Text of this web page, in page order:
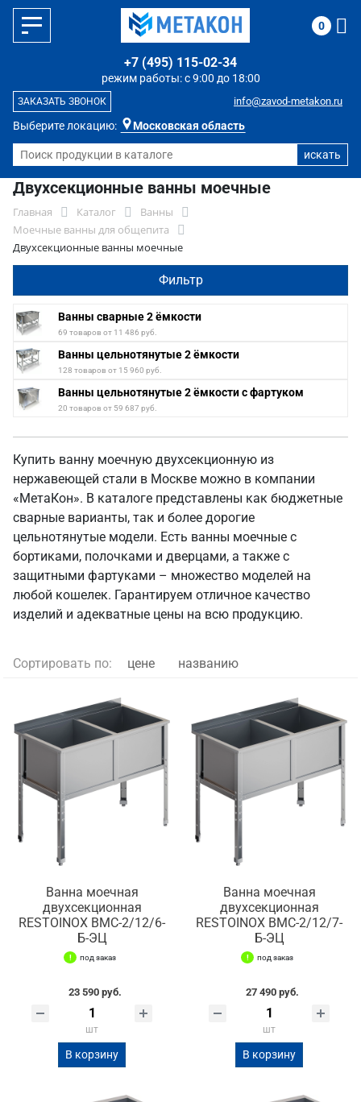
Выберите локацию: Московская область
режим работы: с 9:00 до 18:00
+7 (495) 115-02-34
info@zavod-metakon.ru
ЗАКАЗАТЬ ЗВОНОК
0
Двухсекционные ванны моечные
Главная Каталог
Ванны
Моечные ванны для общепита
Двухсекционные ванны моечные
Фильтр
Ванны сварные 2 ёмкости
69 товаров от 11 486 руб.
Ванны цельнотянутые 2 ёмкости
128 товаров от 15 960 руб.
Ванны цельнотянутые 2 ёмкости с фартуком
20 товаров от 59 687 руб.
Купить ванну моечную двухсекционную из
нержавеющей стали в Москве можно в компании
«МетаКон». В каталоге представлены как бюджетные
сварные варианты, так и более дорогие
цельнотянутые модели. Есть ванны моечные с
бортиками, полочками и дверцами, а также с
защитными фартуками – множество моделей на
любой кошелек. Гарантируем отличное качество
изделий и адекватные цены на всю продукцию.
Сортировать по: цене названию
Ванна моечная
двухсекционная
RESTOINOX ВМС-2/12/6-
Б-ЭЦ
под заказ
23 590 руб.
шт
В корзину
Ванна моечная
двухсекционная
RESTOINOX ВМС-2/12/7-
Б-ЭЦ
под заказ
27 490 руб.
шт
В корзину